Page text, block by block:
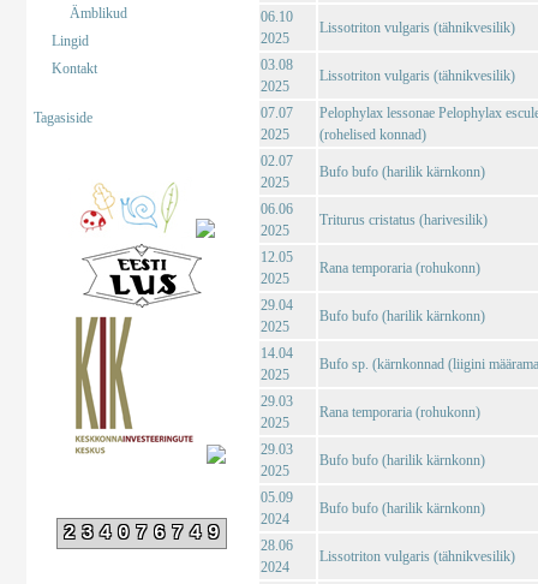
Ämblikud
Lingid
Kontakt
Tagasiside
234076749
06.10
2025
Lissotriton vulgaris (tähnikvesilik)
03.08
2025
Lissotriton vulgaris (tähnikvesilik)
07.07
2025
Pelophylax lessonae Pelophylax
(rohelised konnad)
02.07
2025
Bufo bufo (harilik kärnkonn)
06.06
2025
Triturus cristatus (harivesilik)
12.05
2025
Rana temporaria (rohukonn)
29.04
2025
Bufo bufo (harilik kärnkonn)
14.04
2025
Bufo sp. (kärnkonnad (liigini
29.03
2025
Rana temporaria (rohukonn)
29.03
2025
Bufo bufo (harilik kärnkonn)
05.09
2024
Bufo bufo (harilik kärnkonn)
28.06
2024
Lissotriton vulgaris (tähnikvesilik)